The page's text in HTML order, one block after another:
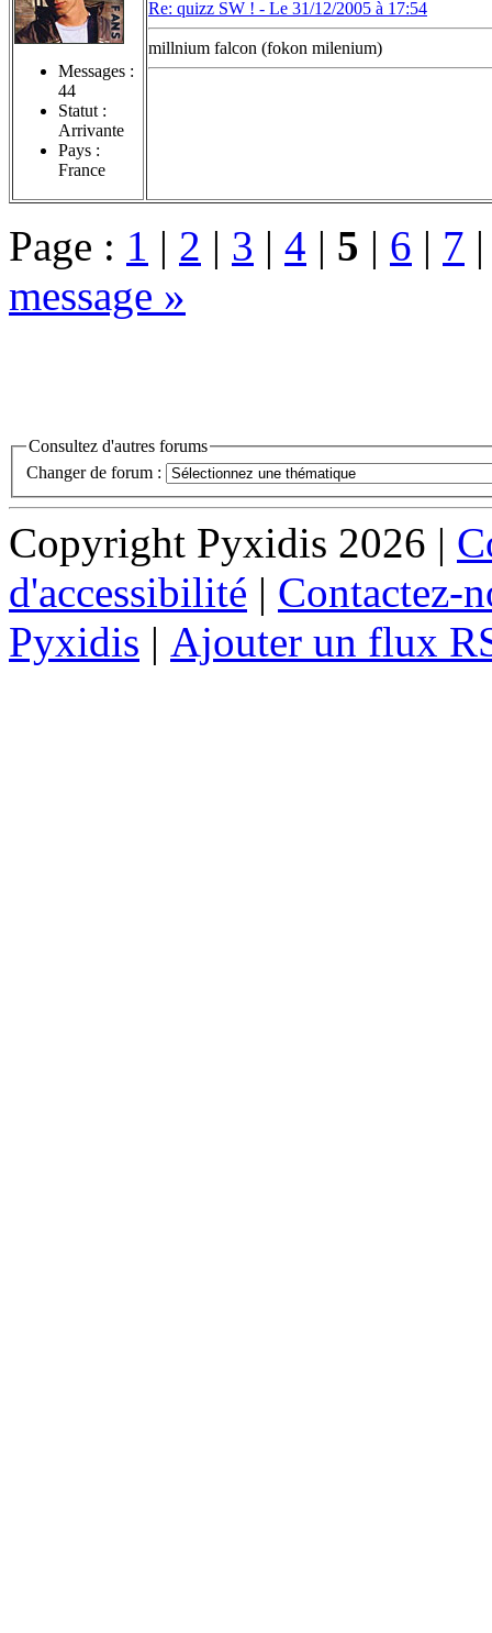
Messages :
44
Statut :
Arrivante
Pays :
France
Re: quizz SW ! - Le 31/12/2005 à 17:54
millnium falcon (fokon milenium)
Page : 1 | 2 | 3 | 4 | 5 | 6 | 7
message »
Consultez d'autres forums
Changer de forum :
Copyright Pyxidis 2026 |
d'accessibilité | Contactez-
Pyxidis | Ajouter un flux